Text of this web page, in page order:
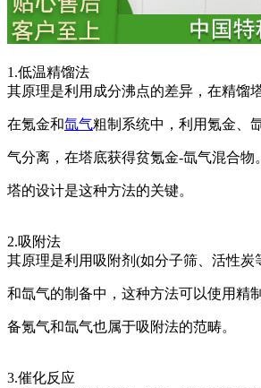
1.低温精馏法
其原理是利用成分沸点的差异，在精馏
在氪金和氙气粗制系统中，利用氪金、
气分离，在塔底获得贫氪金-氙气混合
塔的设计是这种方法的关键。
2.吸附法
其原理是利用吸附剂(如分子筛、活性
和氙气的制备中，这种方法可以使用精
备氪气和氙气也属于吸附法的范畴。
3.催化反应